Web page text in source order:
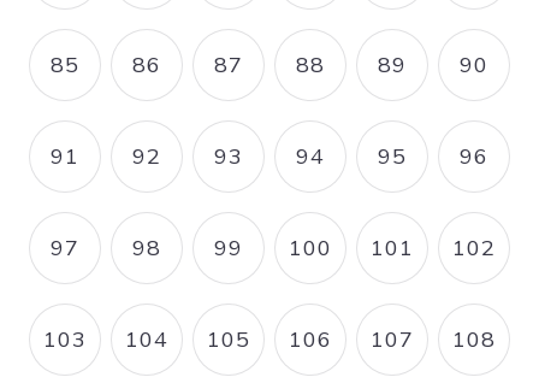
PAGE
85 PAGE
86 PAGE
87 PAGE
88 PAGE
89 PAGE
90
PAGE
91 PAGE
92 PAGE
93 PAGE
94 PAGE
95 PAGE
96
PAGE
97 PAGE
98 PAGE
99 PAGE
100 PAGE
101 PAGE
102
PAGE
103 PAGE
104 PAGE
105 PAGE
106 PAGE
107 PAGE
108